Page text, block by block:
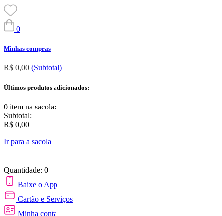
0
Minhas compras
R$ 0,00 (Subtotal)
Últimos produtos adicionados:
0 item na sacola:
Subtotal:
R$ 0,00
Ir para a sacola
Quantidade: 0
Baixe o App
Cartão e Serviços
Minha conta